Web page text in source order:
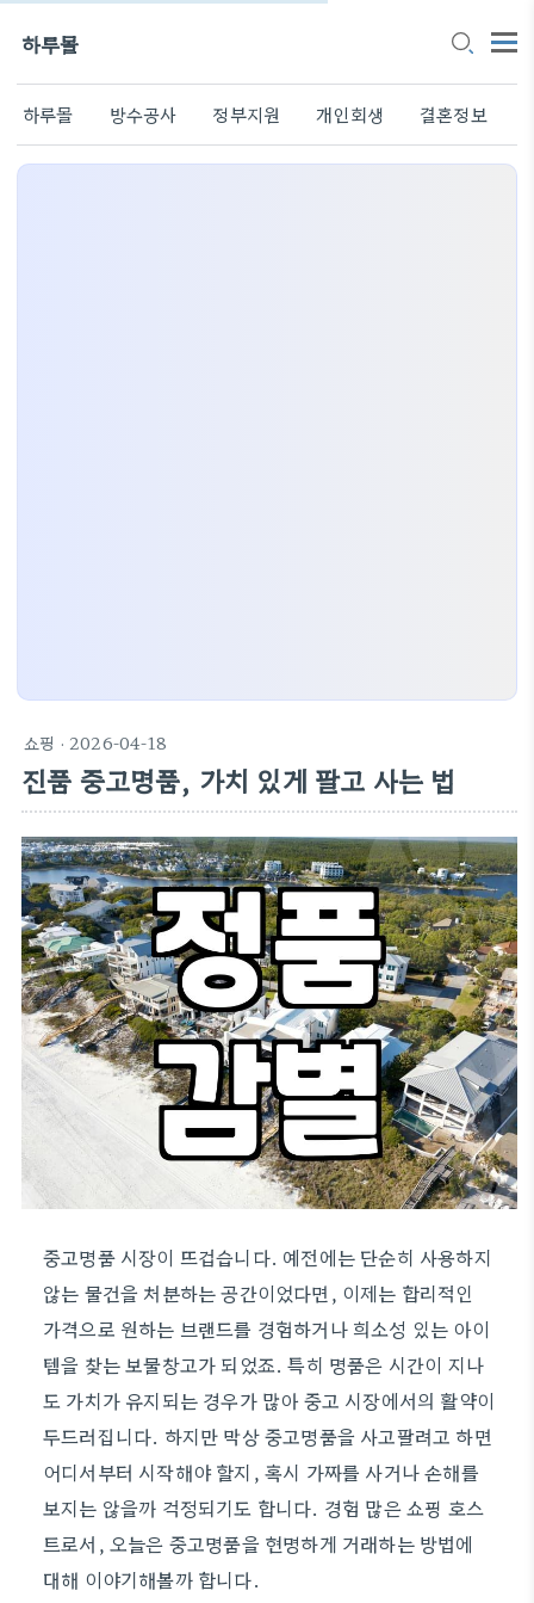
하루몰
하루몰 방수공사 정부지원 개인회생 결혼정보
쇼핑 · 2026-04-18
진품 중고명품, 가치 있게 팔고 사는 법
중고명품 시장이 뜨겁습니다. 예전에는 단순히 사용하지
않는 물건을 처분하는 공간이었다면, 이제는 합리적인
가격으로 원하는 브랜드를 경험하거나 희소성 있는 아이
템을 찾는 보물창고가 되었죠. 특히 명품은 시간이 지나
도 가치가 유지되는 경우가 많아 중고 시장에서의 활약이
두드러집니다. 하지만 막상 중고명품을 사고팔려고 하면
어디서부터 시작해야 할지, 혹시 가짜를 사거나 손해를
보지는 않을까 걱정되기도 합니다. 경험 많은 쇼핑 호스
트로서, 오늘은 중고명품을 현명하게 거래하는 방법에
대해 이야기해볼까 합니다.